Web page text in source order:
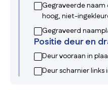
Gegraveerde naam
hoog, niet-
Gegraveerd
Positie deur en
Deur vooraan in
Deur scharnier